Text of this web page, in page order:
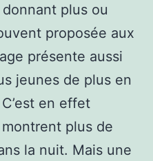
plus ou
proposée aux
présente aussi
jeunes de plus en
en effet
plus de
la nuit. Mais une